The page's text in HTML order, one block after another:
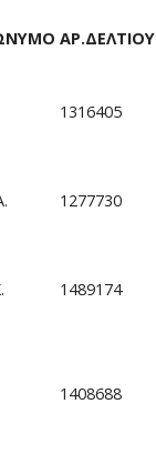
ΑΡ.ΔΕΛΤΙΟΥ
1316405
1277730
1489174
1408688